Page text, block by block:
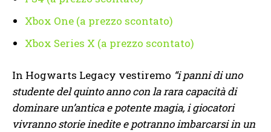
Xbox One (a prezzo scontato)
Xbox Series X (a prezzo scontato)
In Hogwarts Legacy vestiremo “i panni di uno
studente del quinto anno con la rara capacità di
dominare un’antica e potente magia, i giocatori
vivranno storie inedite e potranno imbarcarsi in un